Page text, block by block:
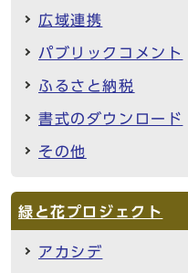
広域連携
パブリックコメント
ふるさと納税
書式のダウンロード
その他
緑と花プロジェクト
アカシデ